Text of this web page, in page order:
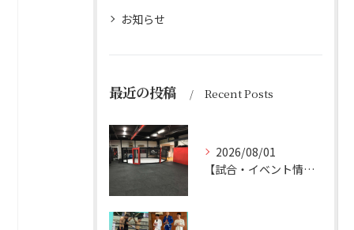
お知らせ
最近の投稿 Recent Posts
2026/08/01
【試合・イベント情報】 8/1更新 お盆休み